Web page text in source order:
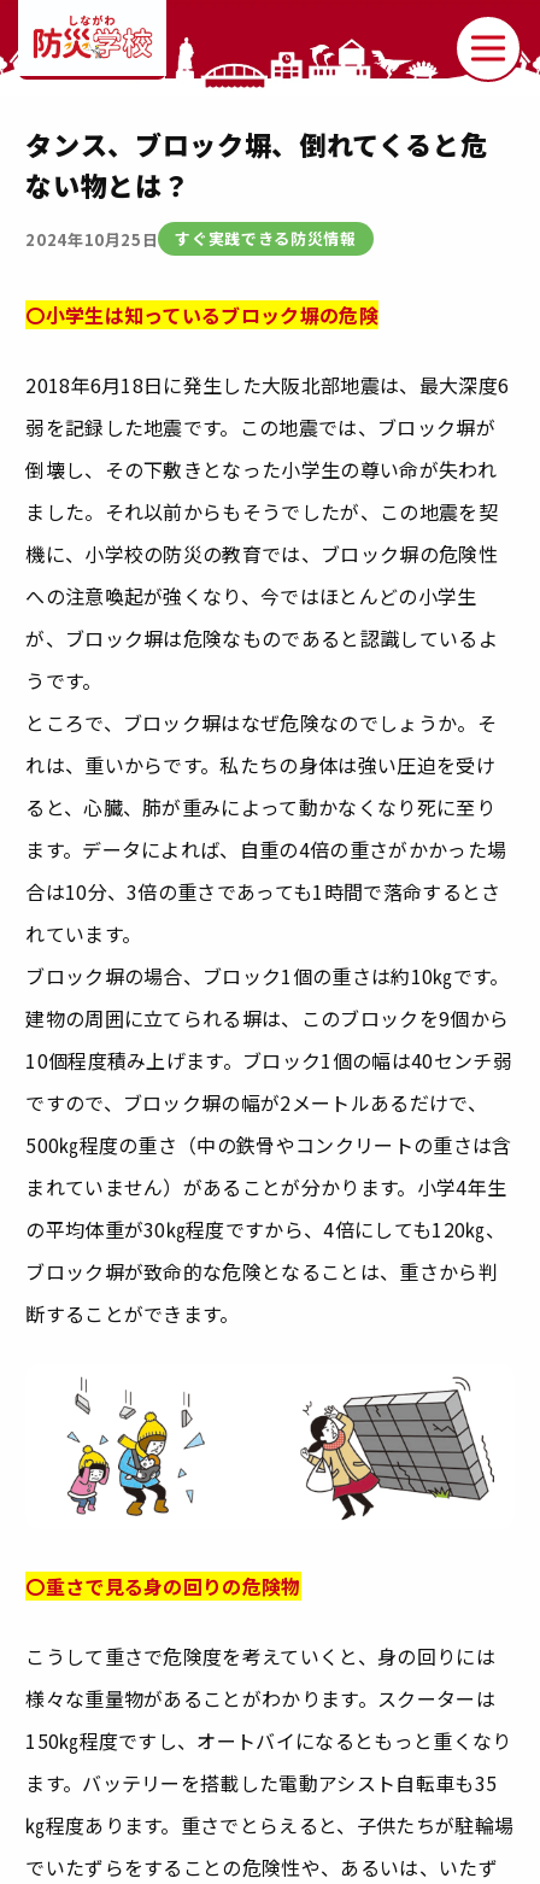
タンス、ブロック塀、倒れてくると危
ない物とは？
2024年10月25日 すぐ実践できる防災情報
〇小学生は知っているブロック塀の危険
2018年6月18日に発生した大阪北部地震は、最大深度6
弱を記録した地震です。この地震では、ブロック塀が
倒壊し、その下敷きとなった小学生の尊い命が失われ
ました。それ以前からもそうでしたが、この地震を契
機に、小学校の防災の教育では、ブロック塀の危険性
への注意喚起が強くなり、今ではほとんどの小学生
が、ブロック塀は危険なものであると認識しているよ
うです。
ところで、ブロック塀はなぜ危険なのでしょうか。そ
れは、重いからです。私たちの身体は強い圧迫を受け
ると、心臓、肺が重みによって動かなくなり死に至り
ます。データによれば、自重の4倍の重さがかかった場
合は10分、3倍の重さであっても1時間で落命するとさ
れています。
ブロック塀の場合、ブロック1個の重さは約10㎏です。
建物の周囲に立てられる塀は、このブロックを9個から
10個程度積み上げます。ブロック1個の幅は40センチ弱
ですので、ブロック塀の幅が2メートルあるだけで、
500㎏程度の重さ（中の鉄骨やコンクリートの重さは含
まれていません）があることが分かります。小学4年生
の平均体重が30㎏程度ですから、4倍にしても120㎏、
ブロック塀が致命的な危険となることは、重さから判
断することができます。
〇重さで見る身の回りの危険物
こうして重さで危険度を考えていくと、身の回りには
様々な重量物があることがわかります。スクーターは
150㎏程度ですし、オートバイになるともっと重くなり
ます。バッテリーを搭載した電動アシスト自転車も35
㎏程度あります。重さでとらえると、子供たちが駐輪場
でいたずらをすることの危険性や、あるいは、いたず